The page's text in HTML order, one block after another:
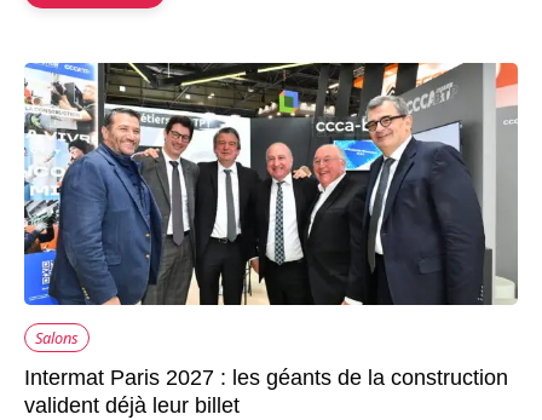
Salons
Intermat Paris 2027 : les géants de la construction
valident déjà leur billet